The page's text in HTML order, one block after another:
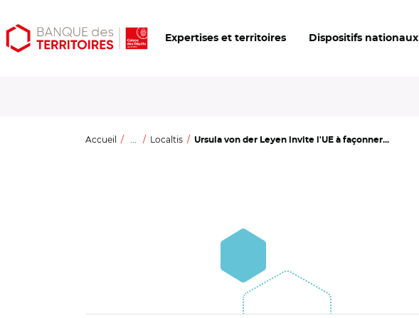
Aller
au
Aller
au
Ouvrir
les
Expertises et territoires Dispositifs nationaux
Accueil ... Localtis Ursula von der Leyen invite l'UE à façonner...